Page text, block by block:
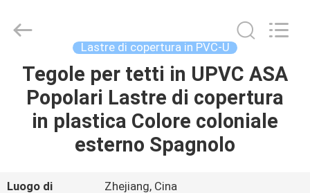
CASA
PRODOTTI
NOI
Building
Material
Lastre di copertura in PVC-U
Tegole per tetti in UPVC ASA
Popolari Lastre di copertura
in plastica Colore coloniale
esterno Spagnolo
Luogo di
Zhejiang, Cina